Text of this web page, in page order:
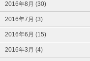
2016年8月 (30)
2016年7月 (3)
2016年6月 (15)
2016年3月 (4)